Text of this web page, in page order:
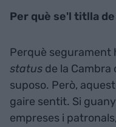
Per què se'l titlla
Perquè segurament
status de la Cambra
suposo. Però,
gaire sentit. Si
empreses i